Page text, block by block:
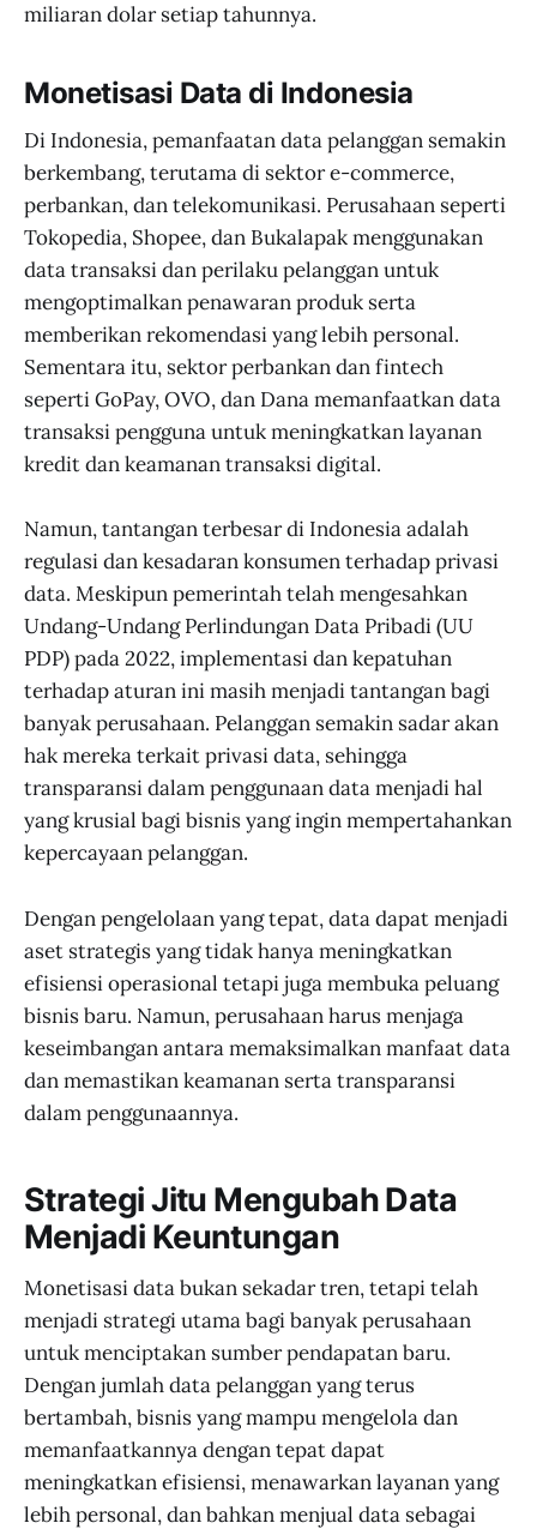
miliaran dolar setiap tahunnya.
Monetisasi Data di Indonesia
Di Indonesia, pemanfaatan data pelanggan semakin
berkembang, terutama di sektor e-commerce,
perbankan, dan telekomunikasi. Perusahaan seperti
Tokopedia, Shopee, dan Bukalapak menggunakan
data transaksi dan perilaku pelanggan untuk
mengoptimalkan penawaran produk serta
memberikan rekomendasi yang lebih personal.
Sementara itu, sektor perbankan dan fintech
seperti GoPay, OVO, dan Dana memanfaatkan data
transaksi pengguna untuk meningkatkan layanan
kredit dan keamanan transaksi digital.
Namun, tantangan terbesar di Indonesia adalah
regulasi dan kesadaran konsumen terhadap privasi
data. Meskipun pemerintah telah mengesahkan
Undang-Undang Perlindungan Data Pribadi (UU
PDP) pada 2022, implementasi dan kepatuhan
terhadap aturan ini masih menjadi tantangan bagi
banyak perusahaan. Pelanggan semakin sadar akan
hak mereka terkait privasi data, sehingga
transparansi dalam penggunaan data menjadi hal
yang krusial bagi bisnis yang ingin mempertahankan
kepercayaan pelanggan.
Dengan pengelolaan yang tepat, data dapat menjadi
aset strategis yang tidak hanya meningkatkan
efisiensi operasional tetapi juga membuka peluang
bisnis baru. Namun, perusahaan harus menjaga
keseimbangan antara memaksimalkan manfaat data
dan memastikan keamanan serta transparansi
dalam penggunaannya.
Strategi Jitu Mengubah Data
Menjadi Keuntungan
Monetisasi data bukan sekadar tren, tetapi telah
menjadi strategi utama bagi banyak perusahaan
untuk menciptakan sumber pendapatan baru.
Dengan jumlah data pelanggan yang terus
bertambah, bisnis yang mampu mengelola dan
memanfaatkannya dengan tepat dapat
meningkatkan efisiensi, menawarkan layanan yang
lebih personal, dan bahkan menjual data sebagai